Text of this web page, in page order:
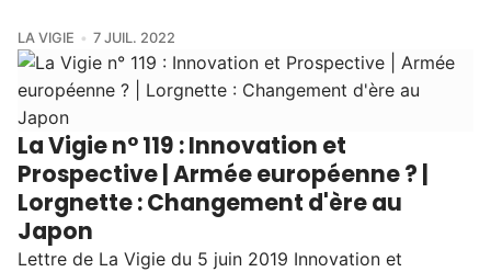
LA VIGIE 7 JUIL. 2022
La Vigie n° 119 : Innovation et
Prospective | Armée européenne ? |
Lorgnette : Changement d'ère au
Japon
Lettre de La Vigie du 5 juin 2019 Innovation et